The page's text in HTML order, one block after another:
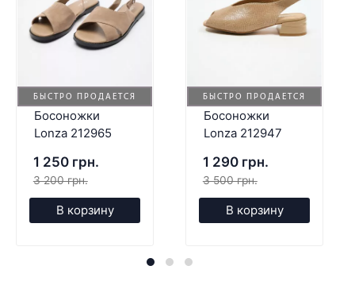
БЫСТРО ПРОДАЕТСЯ
Босоножки
Lonza 212965
1 250 грн.
3 200 грн.
В корзину
БЫСТРО ПРОДАЕТСЯ
Босоножки
Lonza 212947
1 290 грн.
3 500 грн.
В корзину